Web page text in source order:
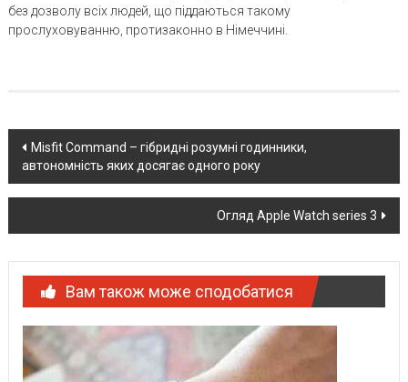
без дозволу всіх людей, що піддаються такому
прослуховуванню, протизаконно в Німеччині.
Post
navigation
Misfit Command – гібридні розумні годинники,
автономність яких досягає одного року
Огляд Apple Watch series 3
Вам також може сподобатися